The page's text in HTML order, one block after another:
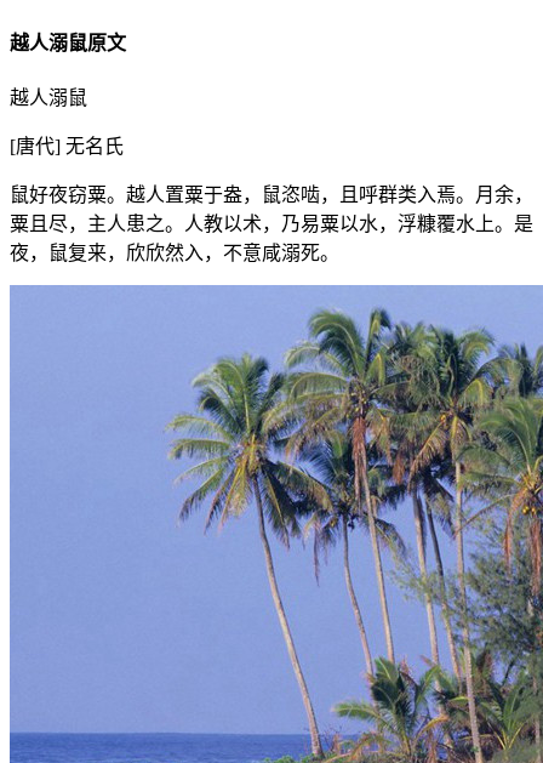
越人溺鼠原文
越人溺鼠
[唐代] 无名氏
鼠好夜窃粟。越人置粟于盎，鼠恣啮，且呼群类入焉。月余，
粟且尽，主人患之。人教以术，乃易粟以水，浮糠覆水上。是
夜，鼠复来，欣欣然入，不意咸溺死。